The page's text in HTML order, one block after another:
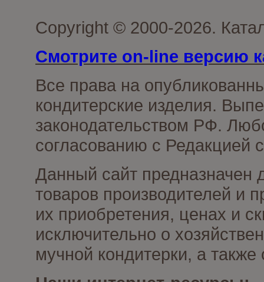
Copyright © 2000-2026.
Смотрите on-line версию
Все права на
кондитерские изделия.
законодательством РФ.
согласованию с Редакцией
Данный сайт предназначен
товаров производителей и
их приобретения, ценах и
исключительно о
мучной кондитерки, а